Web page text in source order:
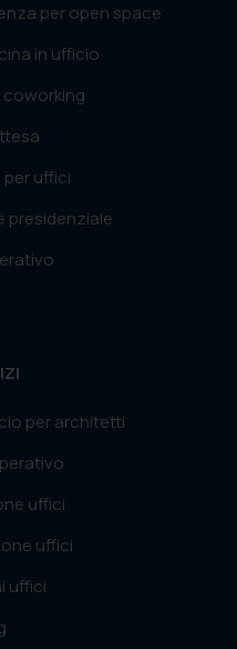
per open space
in ufficio
coworking
per uffici
presidenziale
per architetti
uffici
uffici
uffici